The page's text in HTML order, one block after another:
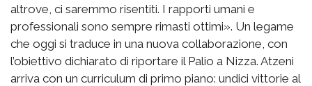
altrove, ci saremmo risentiti. I rapporti umani e
professionali sono sempre rimasti ottimi». Un legame
che oggi si traduce in una nuova collaborazione, con
l’obiettivo dichiarato di riportare il Palio a Nizza. Atzeni
arriva con un curriculum di primo piano: undici vittorie al